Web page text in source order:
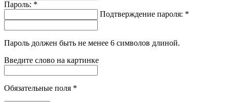
Пароль: *
Подтверждение пароля: *
Пароль должен быть не менее 6 символов длиной.
Введите слово на картинке
Обязательные поля *